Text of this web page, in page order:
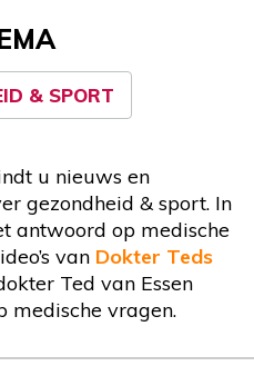
& SPORT
u nieuws en
gezondheid & sport. In
antwoord op medische
van Dokter Teds
Ted van Essen
medische vragen.